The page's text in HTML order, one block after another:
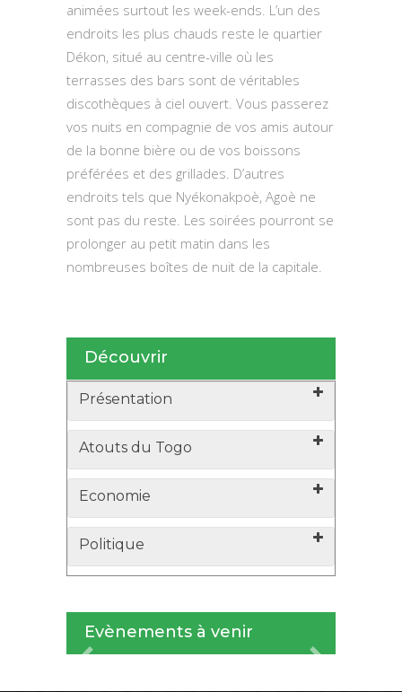
animées surtout les week-ends. L’un des
endroits les plus chauds reste le quartier
Dékon, situé au centre-ville où les
terrasses des bars sont de véritables
discothèques à ciel ouvert. Vous passerez
vos nuits en compagnie de vos amis autour
de la bonne bière ou de vos boissons
préférées et des grillades. D’autres
endroits tels que Nyékonakpoè, Agoè ne
sont pas du reste. Les soirées pourront se
prolonger au petit matin dans les
nombreuses boîtes de nuit de la capitale.
Découvrir
Présentation
Atouts du Togo
Economie
Politique
Evènements à venir